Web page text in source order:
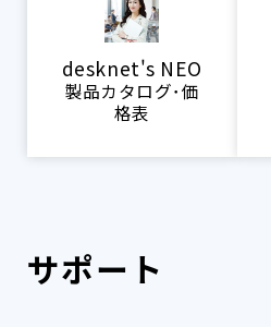
desknet's NEO
製品カタログ･価
格表
サポート